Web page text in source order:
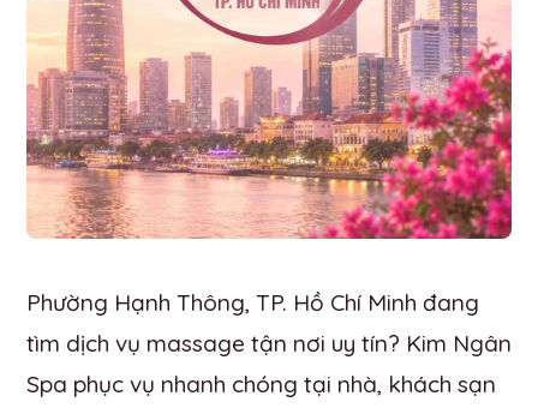
Phường Hạnh Thông, TP. Hồ Chí Minh đang
tìm dịch vụ massage tận nơi uy tín? Kim Ngân
Spa phục vụ nhanh chóng tại nhà, khách sạn